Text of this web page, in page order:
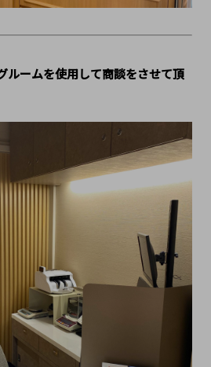
ームを使用して商談をさせて頂